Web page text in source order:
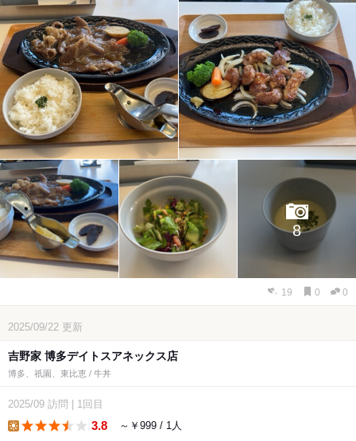
8
19 0 0
2025/09/22 更新
吉野家 博多デイトスアネックス店
博多、祇園、東比恵 / 牛丼
2025/09 訪問 1回目
3.8 ～￥999 / 1人